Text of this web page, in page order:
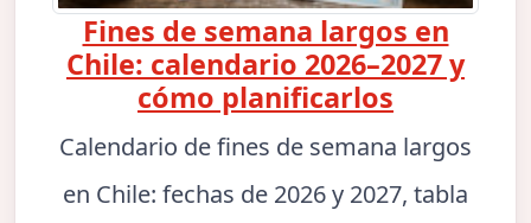
Fines de semana largos en
Chile: calendario 2026–2027 y
cómo planificarlos
Calendario de fines de semana largos
en Chile: fechas de 2026 y 2027, tabla